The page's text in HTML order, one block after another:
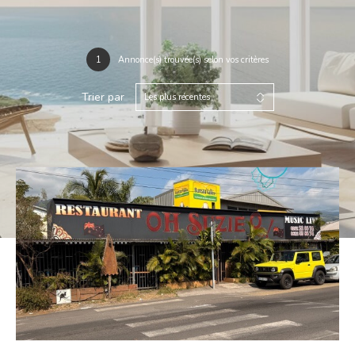
1 Annonce(s) trouvée(s) selon vos critères
Trier par Les plus récentes